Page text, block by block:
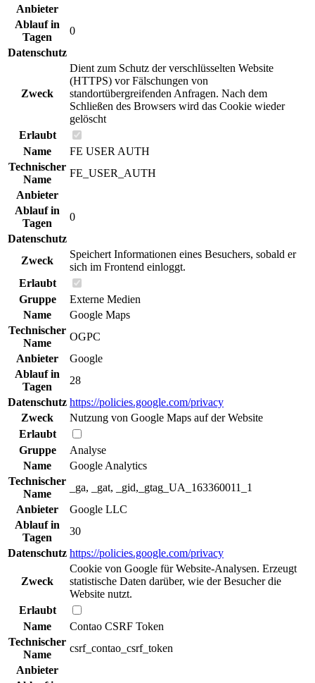
Anbieter
Ablauf in
Tagen
0
Datenschutz
Zweck
Dient zum Schutz der verschlüsselten Website
(HTTPS) vor Fälschungen von
standortübergreifenden Anfragen. Nach dem
Schließen des Browsers wird das Cookie wieder
gelöscht
Erlaubt
Name
FE USER AUTH
Technischer
Name
FE_USER_AUTH
Anbieter
Ablauf in
Tagen
0
Datenschutz
Zweck
Speichert Informationen eines Besuchers, sobald er
sich im Frontend einloggt.
Erlaubt
Gruppe
Externe Medien
Name
Google Maps
Technischer
Name
OGPC
Anbieter
Google
Ablauf in
Tagen
28
Datenschutz https://policies.google.com/privacy
Zweck
Nutzung von Google Maps auf der Website
Erlaubt
Gruppe
Analyse
Name
Google Analytics
Technischer
Name
_ga, _gat, _gid,_gtag_UA_163360011_1
Anbieter
Google LLC
Ablauf in
Tagen
30
Datenschutz https://policies.google.com/privacy
Zweck
Cookie von Google für Website-Analysen. Erzeugt
statistische Daten darüber, wie der Besucher die
Website nutzt.
Erlaubt
Name
Contao CSRF Token
Technischer
Name
csrf_contao_csrf_token
Anbieter